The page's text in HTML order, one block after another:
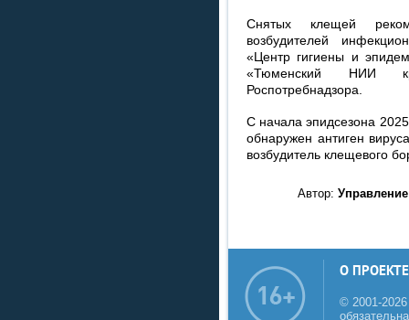
Снятых клещей
возбудителей
«Центр гигиены и
«Тюменский НИИ
Роспотребнадзора.
С начала эпидсезона
обнаружен антиген
возбудитель клещевого
Автор:
О ПРОЕКТЕ
© 2001-